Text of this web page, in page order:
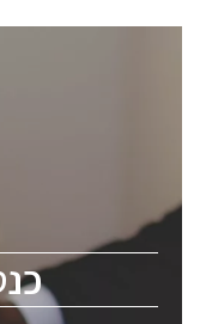
לכל העוסקים
13, 2026. The